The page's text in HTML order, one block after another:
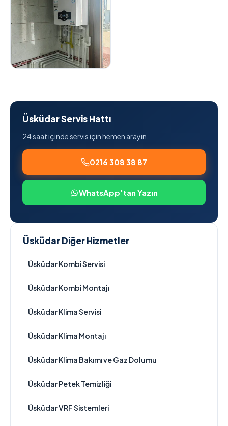
Üsküdar Servis Hattı
24 saat içinde servis için hemen arayın.
0216 308 38 87
WhatsApp'tan Yazın
Üsküdar Diğer Hizmetler
Üsküdar Kombi Servisi
Üsküdar Kombi Montajı
Üsküdar Klima Servisi
Üsküdar Klima Montajı
Üsküdar Klima Bakımı ve Gaz Dolumu
Üsküdar Petek Temizliği
Üsküdar VRF Sistemleri